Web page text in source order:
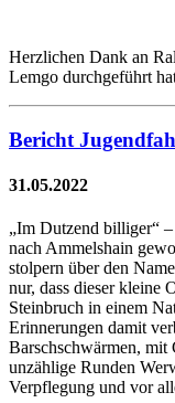
Herzlichen Dank an
Lemgo durchgeführt
Bericht
31.05.2022
„Im Dutzend billiger“
nach Ammelshain
stolpern über den
nur, dass dieser kleine
Steinbruch in einem
Erinnerungen damit
Barschschwärmen, mit
unzählige Runden
Verpflegung und vor